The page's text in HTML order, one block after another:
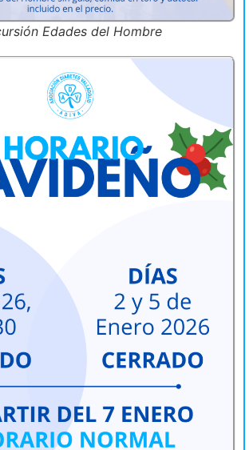
Edades del Hombre